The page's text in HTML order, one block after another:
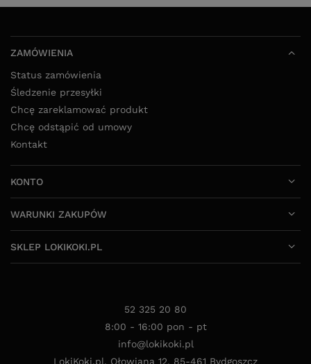
ZAMÓWIENIA
Status zamówienia
Śledzenie przesyłki
Chcę zareklamować produkt
Chcę odstąpić od umowy
Kontakt
KONTO
WARUNKI ZAKUPÓW
SKLEP LOKIKOKI.PL
52 325 20 80
8:00 - 16:00 pon - pt
info@lokikoki.pl
LokiKoki.pl, Ołowiana 12, 85-461 Bydgoszcz